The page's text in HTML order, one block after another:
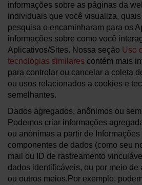
informações sobre as páginas da
individuais que você visualiza,
pesquisa o encaminharam para os
informações sobre como você
Aplicativos/Sites. Nossa seção Uso
tecnologias similares contém mais
para controlar ou cancelar a coleta
ou usos relacionados a cookies e
semelhantes.
Dados agregados, anônimos ou
Podemos criar informações
ou anônimas a partir de
componentes de dados (como seu
mail ou ID de rastreamento
dados identificáveis, ou por meio de
ou outros meios.Por exemplo,